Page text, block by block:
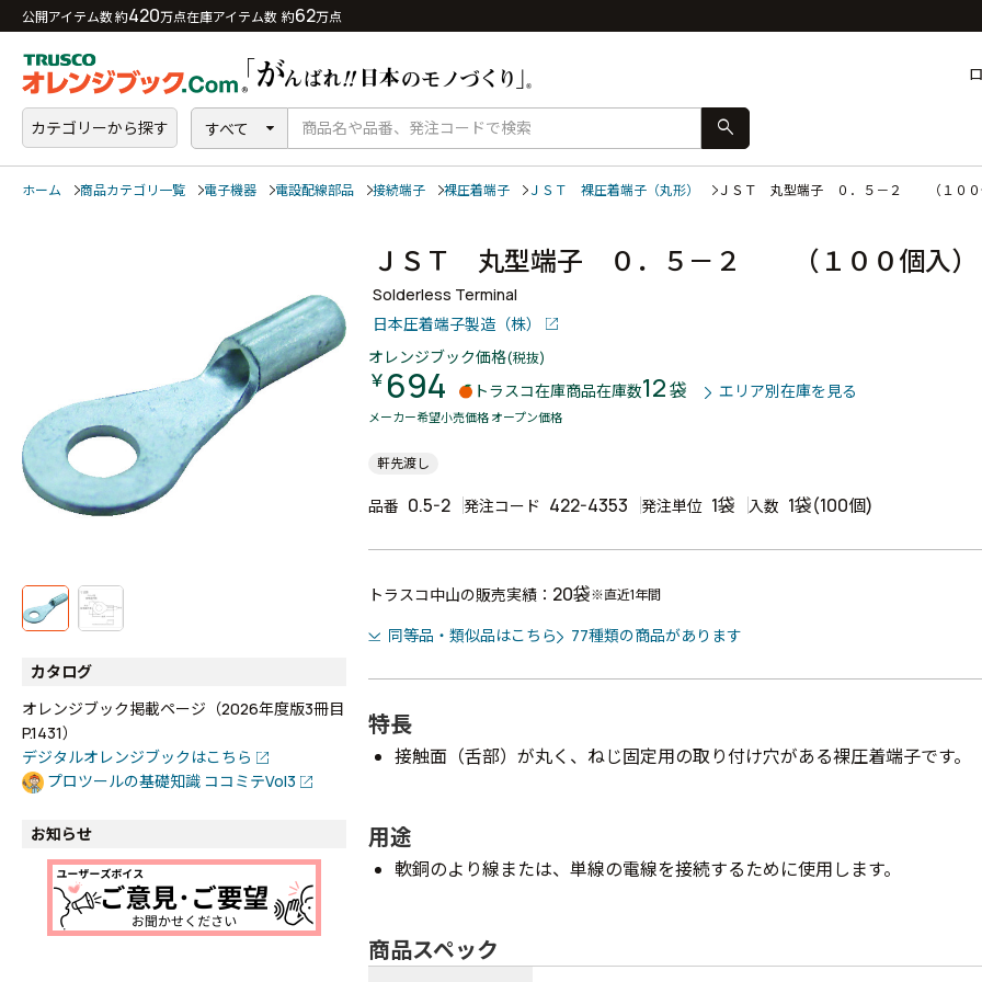
公開アイテム数 約420万点在庫アイテム数 約62万点
カテゴリーから探す すべて search
ホーム 商品カテゴリ一覧 電子機器 電設配線部品 接続端子 裸圧着端子 ＪＳＴ 裸圧着端子（丸形） ＪＳＴ 丸型端子 ０．５－２ （１０
カタログ
オレンジブック掲載ページ（2026年度版3冊目
P.1431）
デジタルオレンジブックはこちら
プロツールの基礎知識 ココミテVol3
お知らせ
ＪＳＴ 丸型端子 ０．５－２ （１００個入
Solderless Terminal
日本圧着端子製造（株）
オレンジブック価格(税抜)
￥ 694 トラスコ在庫商品在庫数12袋 エリア別在庫を見る
メーカー希望小売価格 オープン価格
軒先渡し
品番 0.5-2 発注コード 422-4353 発注単位 1袋 入数 1袋(100個)
トラスコ中山の販売実績： 20袋※直近1年間
同等品・類似品はこちら 77種類の商品があります
特長
接触面（舌部）が丸く、ねじ固定用の取り付け穴がある裸圧着端子です。
用途
軟銅のより線または、単線の電線を接続するために使用します。
商品スペック